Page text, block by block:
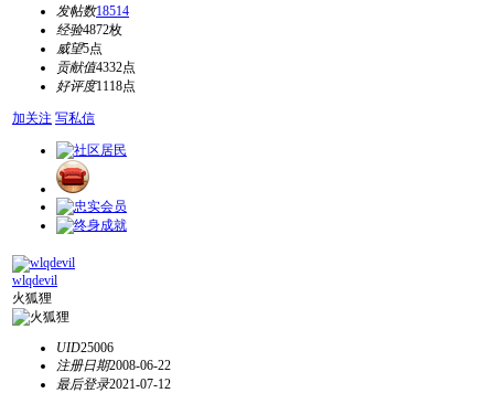
发帖数18514
经验4872枚
威望5点
贡献值4332点
好评度1118点
加关注 写私信
wlqdevil
火狐狸
UID25006
注册日期2008-06-22
最后登录2021-07-12